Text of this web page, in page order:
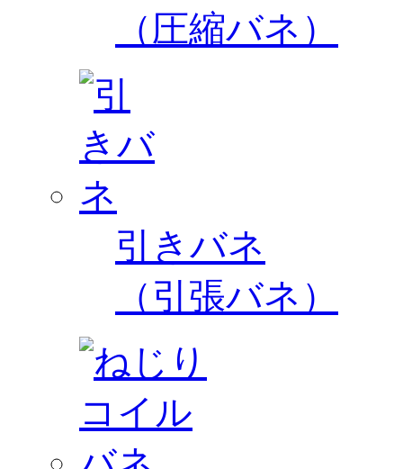
（圧縮バネ）
引きバネ
（引張バネ）